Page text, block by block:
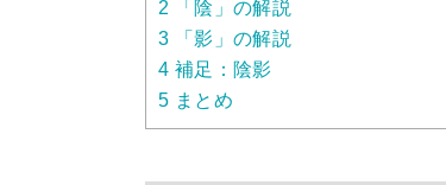
2 「陰」の解説
3 「影」の解説
4 補足：陰影
5 まとめ